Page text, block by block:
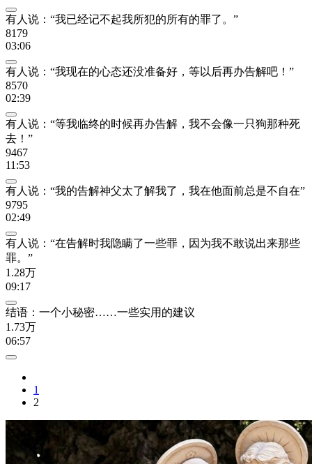
有人说：“我已经记不起我所犯的所有的罪了。”
8179
03:06
有人说：“我现在的心态还没准备好，等以后再办告解吧！”
8570
02:39
有人说：“等我临终的时候再办告解，我不会像一只狗那种死
去！”
9467
11:53
有人说：“我的告解神父太了解我了，我在他面前总是不自在”
9795
02:49
有人说：“在告解时我隐瞒了一些罪，因为我不敢说出来那些
罪。”
1.28万
09:17
结语：一个小秘密……一些实用的建议
1.73万
06:57
1
2